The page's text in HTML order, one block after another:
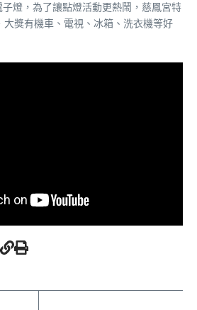
燈，為了讓點燈活動更熱鬧，慈鳳宮特
大獎有機車、電視、冰箱、洗衣機等好